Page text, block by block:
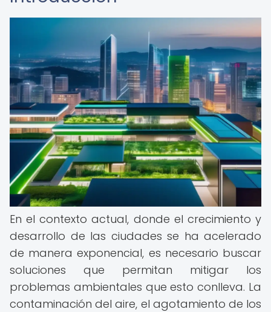
En el contexto actual, donde el crecimiento y
desarrollo de las ciudades se ha acelerado
de manera exponencial, es necesario buscar
soluciones que permitan mitigar los
problemas ambientales que esto conlleva. La
contaminación del aire, el agotamiento de los